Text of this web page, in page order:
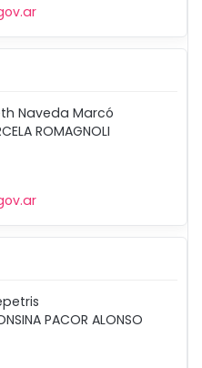
Naveda Marcó
ROMAGNOLI
PACOR ALONSO